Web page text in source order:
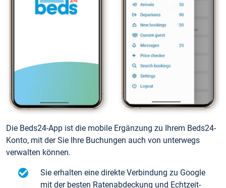
Die Beds24-App ist die mobile Ergänzung zu Ihrem Beds24-
Konto, mit der Sie Ihre Buchungen auch von unterwegs
verwalten können.
Sie erhalten eine direkte Verbindung zu Google
mit der besten Ratenabdeckung und Echtzeit-